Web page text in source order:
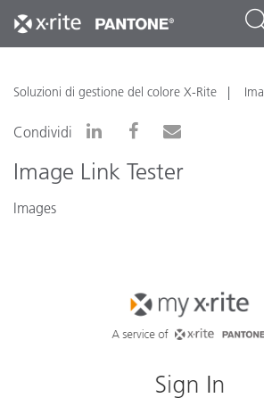
Soluzioni di gestione del colore X-Rite
Condividi
Image Link Tester
Images